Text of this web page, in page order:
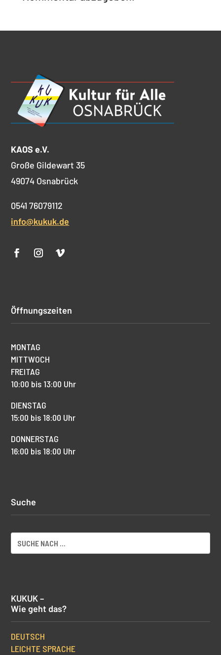
KAOS e.V.
Große Gildewart 35
49074 Osnabrück
0541 76079112
info@kukuk.de
Öffnungszeiten
MONTAG
MITTWOCH
FREITAG
10:00 bis 13:00 Uhr
DIENSTAG
15:00 bis 18:00 Uhr
DONNERSTAG
16:00 bis 18:00 Uhr
Suche
KUKUK –
Wie geht das?
DEUTSCH
LEICHTE SPRACHE